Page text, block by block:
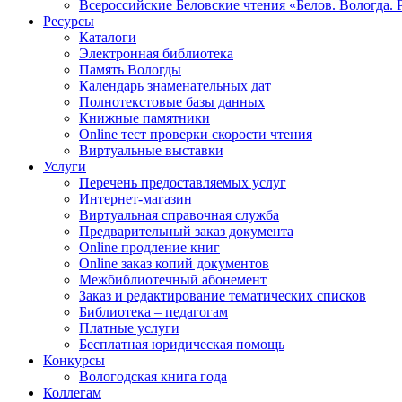
Всероссийские Беловские чтения «Белов. Вологда.
Ресурсы
Каталоги
Электронная библиотека
Память Вологды
Календарь знаменательных дат
Полнотекстовые базы данных
Книжные памятники
Online тест проверки скорости чтения
Виртуальные выставки
Услуги
Перечень предоставляемых услуг
Интернет-магазин
Виртуальная справочная служба
Предварительный заказ документа
Online продление книг
Online заказ копий документов
Межбиблиотечный абонемент
Заказ и редактирование тематических списков
Библиотека – педагогам
Платные услуги
Бесплатная юридическая помощь
Конкурсы
Вологодская книга года
Коллегам